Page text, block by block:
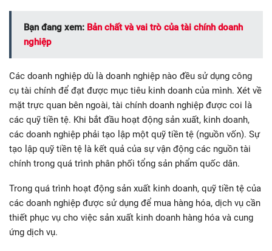
Bạn đang xem: Bản chất và vai trò của tài chính doanh
nghiệp
Các doanh nghiệp dù là doanh nghiệp nào đều sử dụng công
cụ tài chính để đạt được mục tiêu kinh doanh của mình. Xét về
mặt trực quan bên ngoài, tài chính doanh nghiệp được coi là
các quỹ tiền tệ. Khi bắt đầu hoạt động sản xuất, kinh doanh,
các doanh nghiệp phải tạo lập một quỹ tiền tệ (nguồn vốn). Sự
tạo lập quỹ tiền tệ là kết quả của sự vận động các nguồn tài
chính trong quá trình phân phối tổng sản phẩm quốc dân.
Trong quá trình hoạt động sản xuất kinh doanh, quỹ tiền tệ của
các doanh nghiệp được sử dụng để mua hàng hóa, dịch vụ cần
thiết phục vụ cho việc sản xuất kinh doanh hàng hóa và cung
ứng dịch vụ.